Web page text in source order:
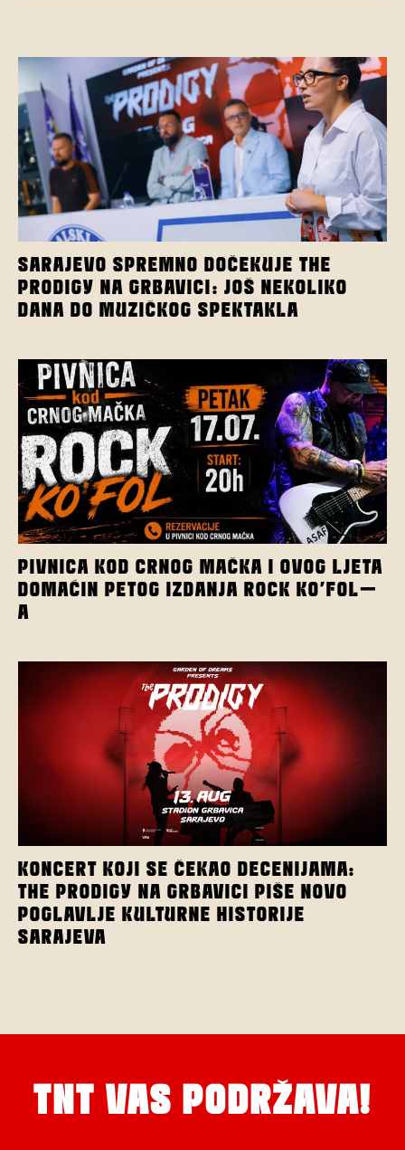
SARAJEVO SPREMNO DOČEKUJE THE
PRODIGY NA GRBAVICI: JOŠ NEKOLIKO
DANA DO MUZIČKOG SPEKTAKLA
PIVNICA KOD CRNOG MAČKA I OVOG LJETA
DOMAĆIN PETOG IZDANJA ROCK KO’FOL-
A
KONCERT KOJI SE ČEKAO DECENIJAMA:
THE PRODIGY NA GRBAVICI PIŠE NOVO
POGLAVLJE KULTURNE HISTORIJE
SARAJEVA
TNT VAS PODRŽAVA!